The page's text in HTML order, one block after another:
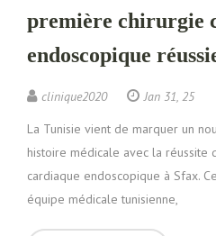
première chirurgie
endoscopique
clinique2020
Jan 31, 25
La Tunisie vient de marquer un
histoire médicale avec la réussite
cardiaque endoscopique à Sfax.
équipe médicale tunisienne,